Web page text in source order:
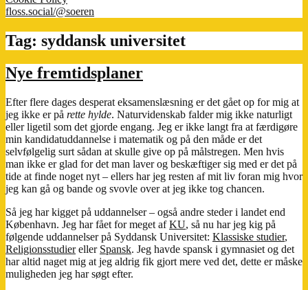
floss.social/@soeren
Tag: syddansk universitet
Nye fremtidsplaner
Efter flere dages desperat eksamenslæsning er det gået op for mig at
jeg ikke er på rette hylde. Naturvidenskab falder mig ikke naturligt
eller ligetil som det gjorde engang. Jeg er ikke langt fra at færdigøre
min kandidatuddannelse i matematik og på den måde er det
selvfølgelig surt sådan at skulle give op på målstregen. Men hvis
man ikke er glad for det man laver og beskæftiger sig med er det på
tide at finde noget nyt – ellers har jeg resten af mit liv foran mig hvor
jeg kan gå og bande og svovle over at jeg ikke tog chancen.
Så jeg har kigget på uddannelser – også andre steder i landet end
København. Jeg har fået for meget afKU, så nu har jeg kig på
følgende uddannelser på Syddansk Universitet: Klassiske studier,
Religionsstudiereller Spansk. Jeg havde spansk i gymnasiet og det
har altid naget mig at jeg aldrig fik gjort mere ved det, dette er måske
muligheden jeg har søgt efter.